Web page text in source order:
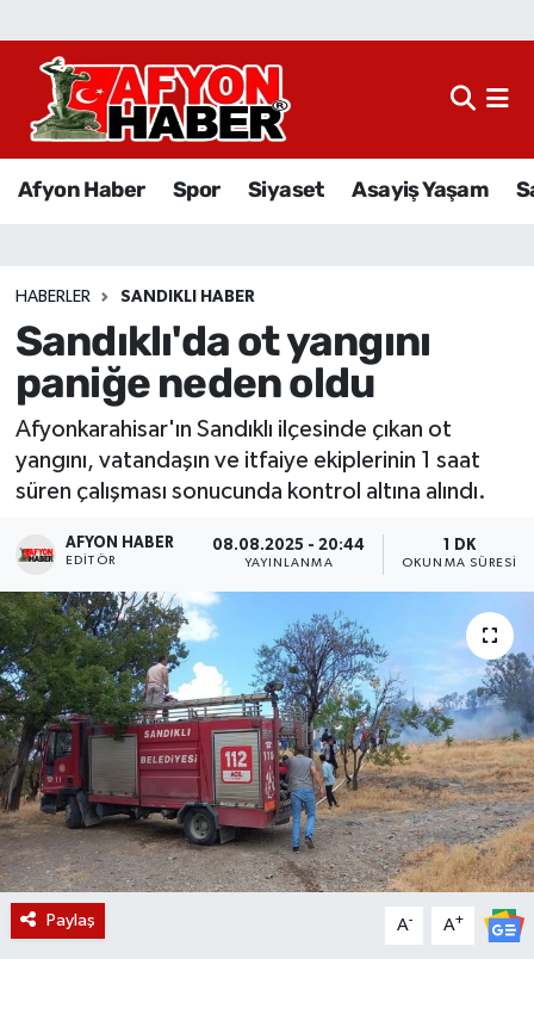
Afyon Haber Spor Siyaset Asayiş Yaşam
HABERLER SANDIKLI HABER
Sandıklı'da ot yangını
paniğe neden oldu
Afyonkarahisar'ın Sandıklı ilçesinde çıkan ot
yangını, vatandaşın ve itfaiye ekiplerinin 1 saat
süren çalışması sonucunda kontrol altına alındı.
AFYON HABER
EDITÖR
08.08.2025 - 20:44
YAYINLANMA
1 DK
OKUNMA SÜRESI
Paylaş A- A+
Afyon Haber
Sağlık
Eğitim
Sivil Toplum
Etkinlikler